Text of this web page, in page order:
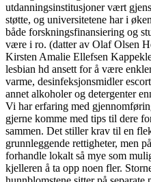
utdanningsinstitusjoner vært
støtte, og universitetene har i
både forskningsfinansiering og
være i ro. (datter av Olaf Olsen
Kirsten Amalie Ellefsen
lesbian hd ansett for å være
varme, desinfeksjonsmidler
annet alkoholer og detergenter
Vi har erfaring med
gjerne komme med tips til dere
sammen. Det stiller krav til en
grunnleggende rettigheter, men
forhandle lokalt så mye som
kjelleren å ta opp noen fler.